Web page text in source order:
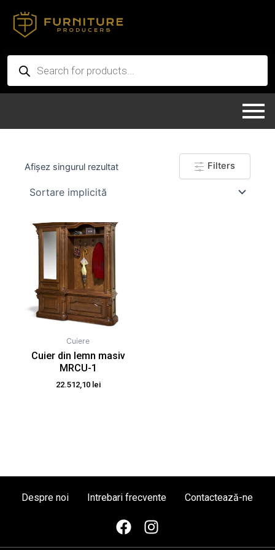
content
Products
search
Filters
Afișez singurul rezultat
Cuiere
Cuier din lemn masiv
MRCU-1
22.512,10 lei
Despre noi Intrebari frecvente Contactează-ne
F
I